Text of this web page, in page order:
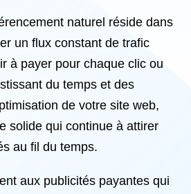
naturel réside dans
un flux constant de trafic
à payer pour chaque clic ou
du temps et des
de votre site web,
solide qui continue à attirer
au fil du temps.
aux publicités payantes qui